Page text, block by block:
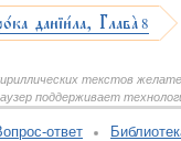
даніи1ла, ГлавA8
текстов
поддерживает
ответ